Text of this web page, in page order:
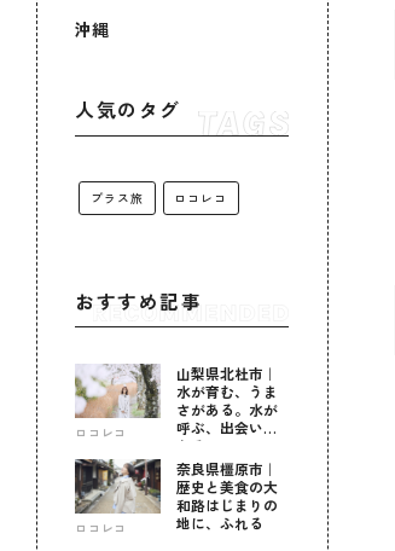
沖縄
人気のタグ
プラス旅 ロコレコ
おすすめ記事
ロコレコ
山梨県北杜市｜
水が育む、うま
さがある。水が
呼ぶ、出会いが
ある。
ロコレコ
奈良県橿原市｜
歴史と美食の大
和路はじまりの
地に、ふれる